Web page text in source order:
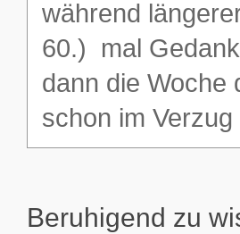
während
60.) mal
dann die Woche
schon im
Beruhigend zu